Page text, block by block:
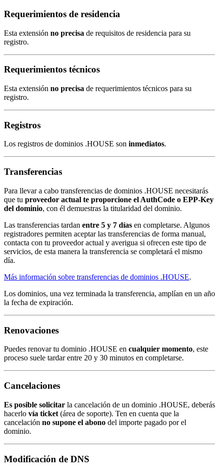
Requerimientos de residencia
Esta extensión no precisa de requisitos de residencia para su
registro.
Requerimientos técnicos
Esta extensión no precisa de requerimientos técnicos para su
registro.
Registros
Los registros de dominios .HOUSE son inmediatos.
Transferencias
Para llevar a cabo transferencias de dominios .HOUSE necesitarás
que tu proveedor actual te proporcione el AuthCode o EPP-Key
del dominio, con él demuestras la titularidad del dominio.
Las transferencias tardan entre 5 y 7 días en completarse. Algunos
registradores permiten aceptar las transferencias de forma manual,
contacta con tu proveedor actual y averigua si ofrecen este tipo de
servicios, de esta manera la transferencia se completará el mismo
día.
Más información sobre transferencias de dominios .HOUSE.
Los dominios, una vez terminada la transferencia, amplían en un año
la fecha de expiración.
Renovaciones
Puedes renovar tu dominio .HOUSE en cualquier momento, este
proceso suele tardar entre 20 y 30 minutos en completarse.
Cancelaciones
Es posible solicitar la cancelación de un dominio .HOUSE, deberás
hacerlo vía ticket (área de soporte). Ten en cuenta que la
cancelación no supone el abono del importe pagado por el
dominio.
Modificación de DNS